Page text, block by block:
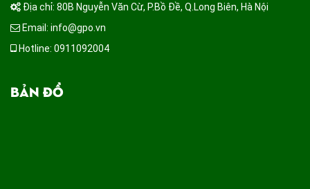
Địa chỉ: 80B Nguyễn Văn Cừ, P.Bồ Đề, Q.Long Biên, Hà Nội
Email: info@gpo.vn
Hotline: 0911092004
BẢN ĐỒ